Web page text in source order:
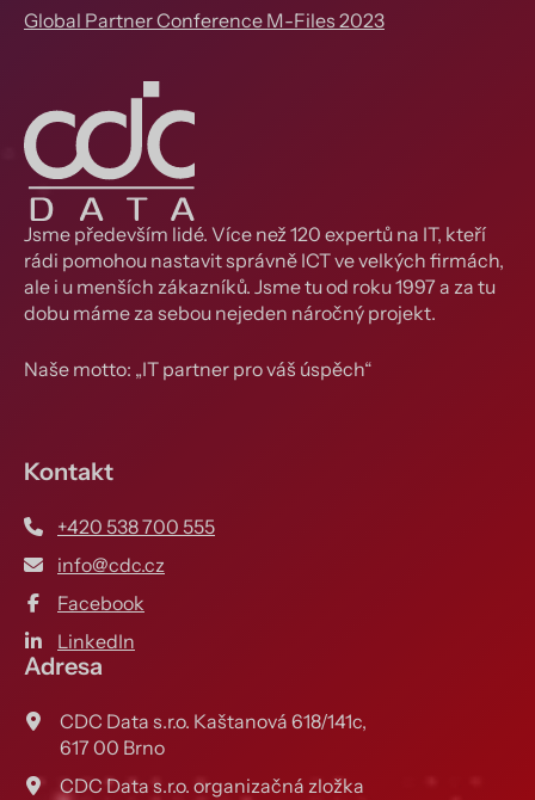
Global Partner Conference M-Files 2023
Jsme především lidé. Více než 120 expertů na IT, kteří
rádi pomohou nastavit správně ICT ve velkých firmách,
ale i u menších zákazníků. Jsme tu od roku 1997 a za tu
dobu máme za sebou nejeden náročný projekt.
Naše motto: „IT partner pro váš úspěch“
Kontakt
+420 538 700 555
info@cdc.cz
Facebook
LinkedIn
Adresa
CDC Data s.r.o. Kaštanová 618/141c,
617 00 Brno
CDC Data s.r.o. organizačná zložka